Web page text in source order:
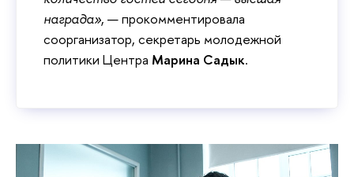
награда», — прокомментировала
соорганизатор, секретарь молодежной
политики Центра Марина Садык.